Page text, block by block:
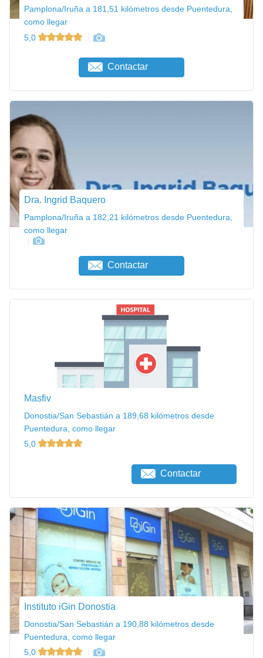
Pamplona/Iruña a 181,51 kilómetros desde Puentedura,
como llegar
5,0
Contactar
Dra. Ingrid Baquero
Pamplona/Iruña a 182,21 kilómetros desde Puentedura,
como llegar
Contactar
Masfiv
Donostia/San Sebastián a 189,68 kilómetros desde
Puentedura, como llegar
5,0
Contactar
Instituto iGin Donostia
Donostia/San Sebastián a 190,88 kilómetros desde
Puentedura, como llegar
5,0